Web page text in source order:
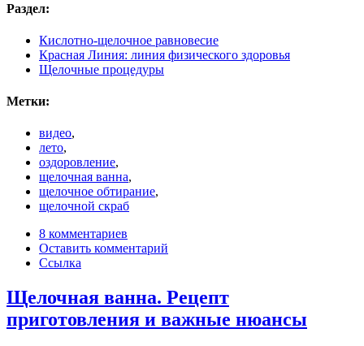
Раздел:
Кислотно-щелочное равновесие
Красная Линия: линия физического здоровья
Щелочные процедуры
Метки:
видео,
лето,
оздоровление,
щелочная ванна,
щелочное обтирание,
щелочной скраб
8 комментариев
Оставить комментарий
Ссылка
Щелочная ванна. Рецепт
приготовления и важные нюансы